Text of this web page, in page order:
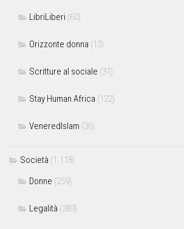
LibriLiberi (60)
Orizzonte donna (13)
Scritture al sociale (31)
Stay Human Africa (122)
VeneredIslam (36)
Società (1.118)
Donne (259)
Legalità (383)